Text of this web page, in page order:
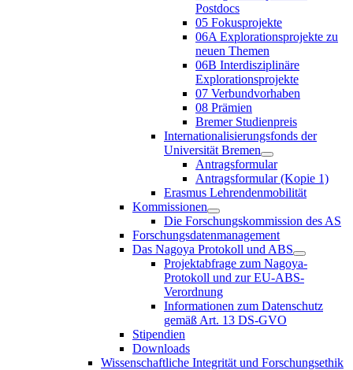
Postdocs
05 Fokusprojekte
06A Explorationsprojekte zu
neuen Themen
06B Interdisziplinäre
Explorationsprojekte
07 Verbundvorhaben
08 Prämien
Bremer Studienpreis
Internationalisierungsfonds der
Universität Bremen
Antragsformular
Antragsformular (Kopie 1)
Erasmus Lehrendenmobilität
Kommissionen
Die Forschungskommission des AS
Forschungsdatenmanagement
Das Nagoya Protokoll und ABS
Projektabfrage zum Nagoya-
Protokoll und zur EU-ABS-
Verordnung
Informationen zum Datenschutz
gemäß Art. 13 DS-GVO
Stipendien
Downloads
Wissenschaftliche Integrität und Forschungsethik